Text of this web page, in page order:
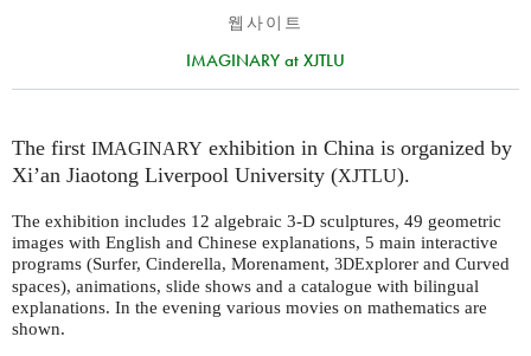
웹사이트
IMAGINARY at XJTLU
The first IMAGINARY exhibition in China is organized by
Xi’an Jiaotong Liverpool University (XJTLU).
The exhibition includes 12 algebraic 3-D sculptures, 49 geometric
images with English and Chinese explanations, 5 main interactive
programs (Surfer, Cinderella, Morenament, 3DExplorer and Curved
spaces), animations, slide shows and a catalogue with bilingual
explanations. In the evening various movies on mathematics are
shown.